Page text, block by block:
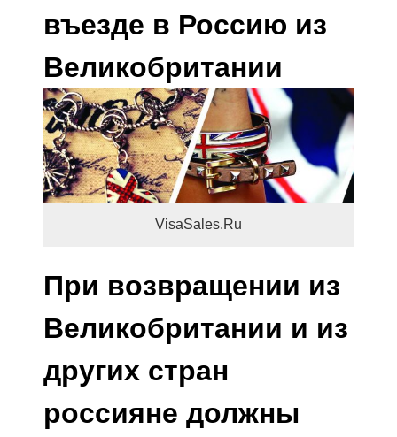
въезде в Россию из
Великобритании
VisaSales.Ru
При возвращении из
Великобритании и из
других стран
россияне должны